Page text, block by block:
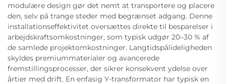
modulære design gør det nemt at transportere og placere
den, selv på trange steder med begrænset adgang. Denne
installationseffektivitet oversættes direkte til besparelser i
arbejdskraftsomkostninger, som typisk udgør 20–30 % af
de samlede projektomkostninger. Langtidspålideligheden
skyldes premiummaterialer og avancerede
fremstillingsprocesser, der sikrer konsekvent ydelse over
årtier med drift. En enfasig Y-transformator har typisk en